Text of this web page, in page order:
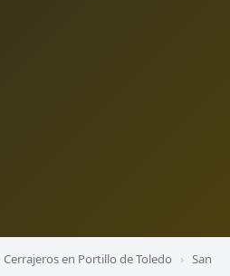
Cerrajeros en Portillo de Toledo › San